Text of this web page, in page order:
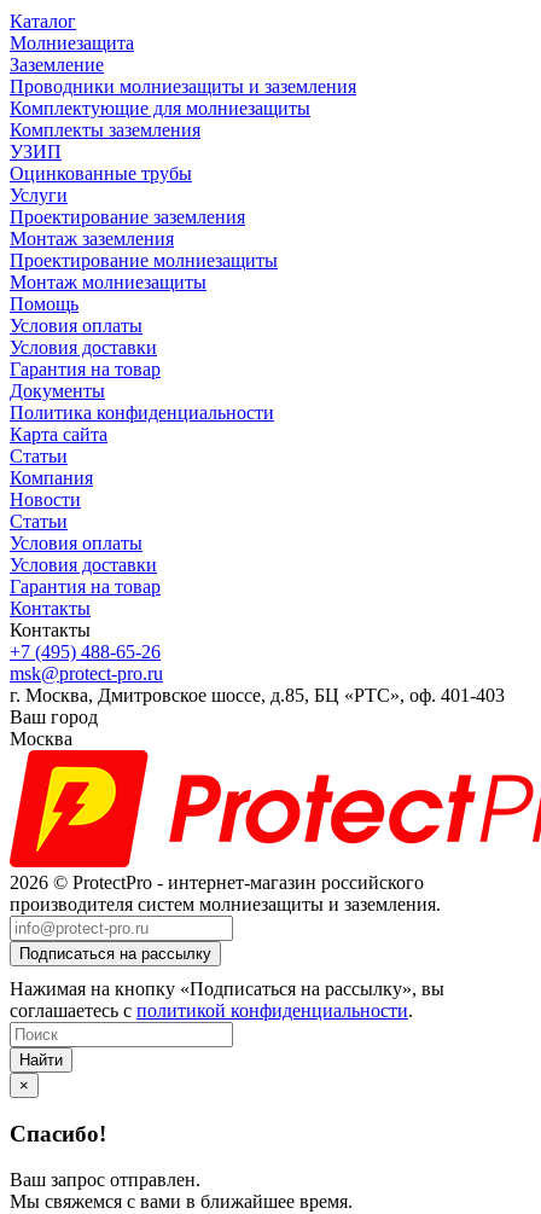
Каталог
Молниезащита
Заземление
Проводники молниезащиты и заземления
Комплектующие для молниезащиты
Комплекты заземления
УЗИП
Оцинкованные трубы
Услуги
Проектирование заземления
Монтаж заземления
Проектирование молниезащиты
Монтаж молниезащиты
Помощь
Условия оплаты
Условия доставки
Гарантия на товар
Документы
Политика конфиденциальности
Карта сайта
Статьи
Компания
Новости
Статьи
Условия оплаты
Условия доставки
Гарантия на товар
Контакты
Контакты
+7 (495) 488-65-26
msk@protect-pro.ru
г. Москва, Дмитровское шоссе, д.85, БЦ «РТС», оф. 401-403
Ваш город
Москва
2026 © ProtectPro - интернет-магазин российского
производителя систем молниезащиты и заземления.
Нажимая на кнопку «Подписаться на рассылку», вы
соглашаетесь с политикой конфиденциальности.
Найти
×
Спасибо!
Ваш запрос отправлен.
Мы свяжемся с вами в ближайшее время.